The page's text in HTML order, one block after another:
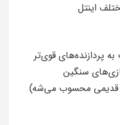
اینتل
پردازنده‌های قوی‌تر
سنگین
قدیمی محسوب می‌شه)